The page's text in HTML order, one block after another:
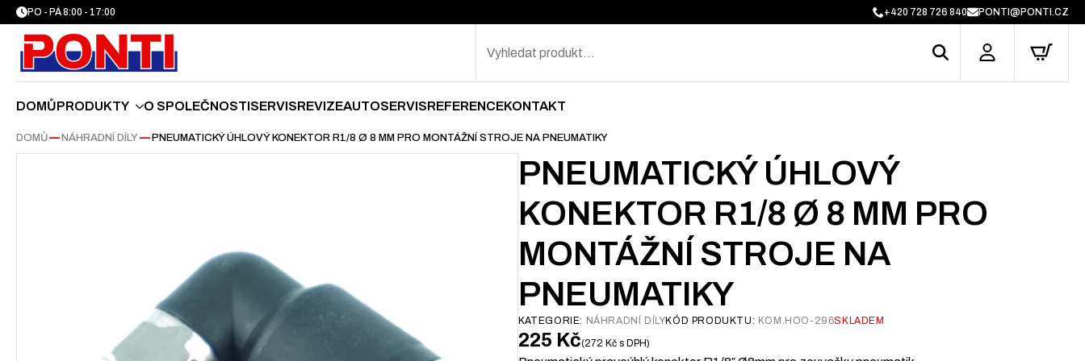
PO - PÁ 8:00 - 17:00 +420 728 726 840 PONTI@PONTI.CZ
DOMŮPRODUKTY O SPOLEČNOSTISERVISREVIZEAUTOSERVISREFERENCEKONTAKT
DOMŮ—NÁHRADNÍ DÍLY—PNEUMATICKÝ ÚHLOVÝ KONEKTOR R1/8 Ø 8 MM PRO MONTÁŽNÍ STROJE NA PNEUMATIKY
PNEUMATICKÝ ÚHLOVÝ
KONEKTOR R1/8 Ø 8 MM PRO
MONTÁŽNÍ STROJE NA
PNEUMATIKY
KATEGORIE: NÁHRADNÍ DÍLYKÓD PRODUKTU: KOM.HOO-296SKLADEM
225 Kč 272 Kč s DPH